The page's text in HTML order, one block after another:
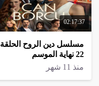
02:17:37
مسلسل دين الروح الحلقة
22 نهاية الموسم
منذ 11 شهر